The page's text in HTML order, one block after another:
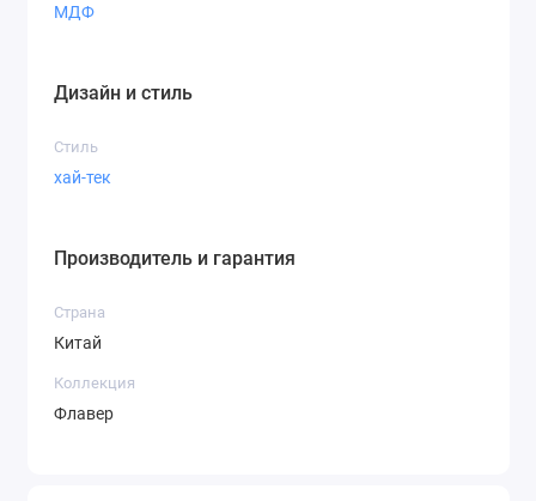
МДФ
Дизайн и стиль
Стиль
хай-тек
Производитель и гарантия
Страна
Китай
Коллекция
Флавер